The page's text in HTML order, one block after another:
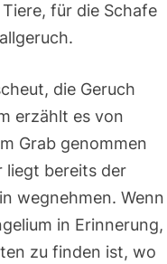
für die Schafe
die Geruch
erzählt es von
Grab genommen
liegt bereits der
wegnehmen. Wenn
in Erinnerung,
zu finden ist, wo